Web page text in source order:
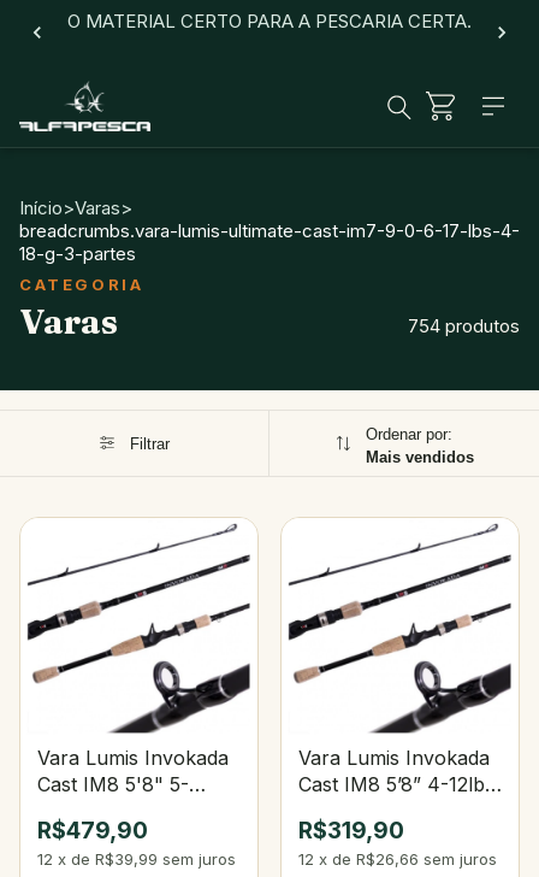
O MATERIAL CERTO PARA A PESCARIA CERTA.
Início>Varas>
breadcrumbs.vara-lumis-ultimate-cast-im7-9-0-6-17-lbs-4-
18-g-3-partes
Varas 754 produtos
Filtrar
Ordenar por:
Mais vendidos
Vara Lumis Invokada
Cast IM8 5'8" 5-
R$479,90
12 x de R$39,99 sem juros
Vara Lumis Invokada
Cast IM8 5’8” 4-12lbs
R$319,90
12 x de R$26,66 sem juros